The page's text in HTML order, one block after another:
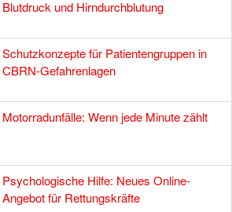
Blutdruck und Hirndurchblutung
Schutzkonzepte für Patientengruppen in
CBRN-Gefahrenlagen
Motorradunfälle: Wenn jede Minute zählt
Psychologische Hilfe: Neues Online-
Angebot für Rettungskräfte